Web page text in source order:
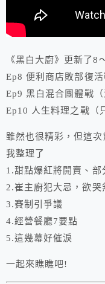
《黑白大廚》更新了8
Ep8 便利商店敗部復活
Ep9 黑白混合團體戰（
Ep10 人生料理之戰（
雖然也很精彩，但這
我整理了
1.甜點爆紅將開賣、部
2.崔主廚犯大忌，欲哭
3.賽制引爭議
4.經營餐廳7要點
5.這幾幕好催淚
一起來瞧瞧吧!